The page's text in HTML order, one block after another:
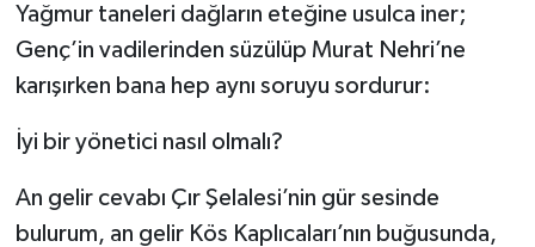
Yağmur taneleri dağların eteğine usulca iner;
Genç’in vadilerinden süzülüp Murat Nehri’ne
karışırken bana hep aynı soruyu sordurur:
İyi bir yönetici nasıl olmalı?
An gelir cevabı Çır Şelalesi’nin gür sesinde
bulurum, an gelir Kös Kaplıcaları’nın buğusunda,